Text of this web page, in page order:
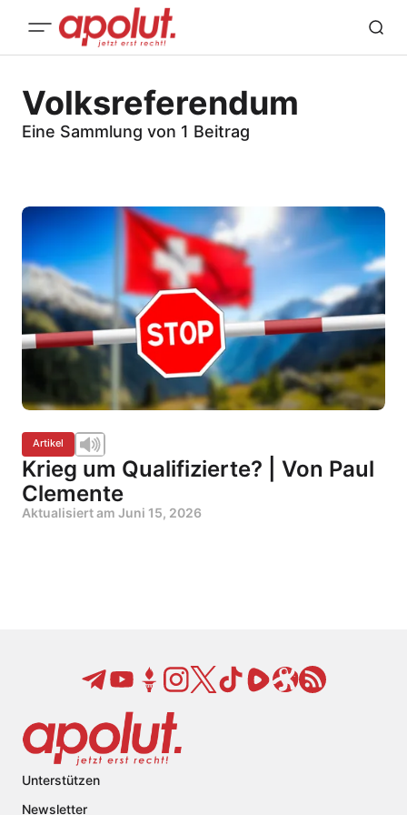
Volksreferendum
Eine Sammlung von 1 Beitrag
Artikel
Krieg um Qualifizierte? | Von Paul
Clemente
Aktualisiert am Juni 15, 2026
Unterstützen
Newsletter